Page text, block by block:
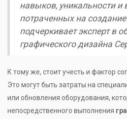
навыков, уникальности и
потраченных на
подчеркивает эксперт в
графического дизайна
К тому же, стоит учесть и фактор
Это могут быть затраты на
или обновления оборудования,
непосредственного выполнения